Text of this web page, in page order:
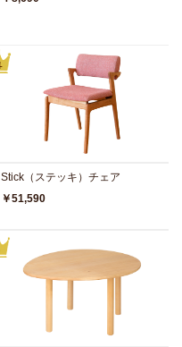
Stick（ステッキ）チェア
￥51,590